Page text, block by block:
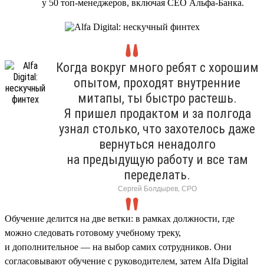
у 50 топ-менеджеров, включая CEO Альфа-Банка.
Когда вокруг много ребят с хорошим
опытом, проходят внутренние
митапы, ты быстро растешь.
Я пришел продактом и за полгода
узнал столько, что захотелось даже
вернуться ненадолго
на предыдущую работу и все там
переделать.
Сергей Болдырев, СРО
Обучение делится на две ветки: в рамках должности, где
можно следовать готовому учебному треку,
и дополнительное — на выбор самих сотрудников. Они
согласовывают обучение с руководителем, затем Alfa Digital